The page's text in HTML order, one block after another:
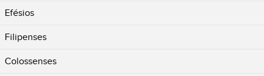
Efésios
Filipenses
Colossenses